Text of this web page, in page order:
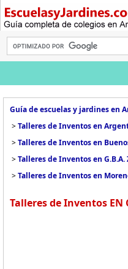
Guía de escuelas y jardines en
>Talleres de Inventos en
>Talleres de Inventos en
>Talleres de Inventos en G.B.A.
>Talleres de Inventos en
Talleres de Inventos